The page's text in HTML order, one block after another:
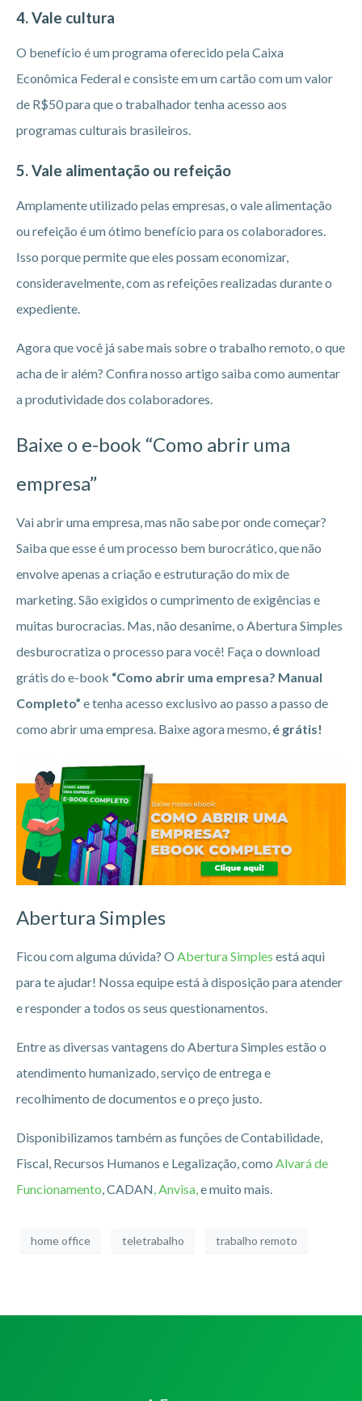
4. Vale cultura
O benefício é um programa oferecido pela Caixa
Econômica Federal e consiste em um cartão com um valor
de R$50 para que o trabalhador tenha acesso aos
programas culturais brasileiros.
5. Vale alimentação ou refeição
Amplamente utilizado pelas empresas, o vale alimentação
ou refeição é um ótimo benefício para os colaboradores.
Isso porque permite que eles possam economizar,
consideravelmente, com as refeições realizadas durante o
expediente.
Agora que você já sabe mais sobre o trabalho remoto, o que
acha de ir além? Confira nosso artigo saiba como aumentar
a produtividade dos colaboradores.
Baixe o e-book “Como abrir uma
empresa”
Vai abrir uma empresa, mas não sabe por onde começar?
Saiba que esse é um processo bem burocrático, que não
envolve apenas a criação e estruturação do mix de
marketing. São exigidos o cumprimento de exigências e
muitas burocracias. Mas, não desanime, o Abertura Simples
desburocratiza o processo para você! Faça o download
grátis do e-book “Como abrir uma empresa? Manual
Completo” e tenha acesso exclusivo ao passo a passo de
como abrir uma empresa. Baixe agora mesmo, é grátis!
Abertura Simples
Ficou com alguma dúvida? O Abertura Simples está aqui
para te ajudar! Nossa equipe está à disposição para atender
e responder a todos os seus questionamentos.
Entre as diversas vantagens do Abertura Simples estão o
atendimento humanizado, serviço de entrega e
recolhimento de documentos e o preço justo.
Disponibilizamos também as funções de Contabilidade,
Fiscal, Recursos Humanos e Legalização, como Alvará de
Funcionamento, CADAN, Anvisa,e muito mais.
home office teletrabalho trabalho remoto